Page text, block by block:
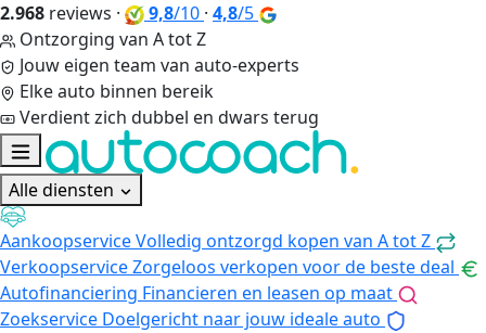
2.968 reviews · 9,8/10 · 4,8/5
Ontzorging van A tot Z
Jouw eigen team van auto-experts
Elke auto binnen bereik
Verdient zich dubbel en dwars terug
Alle diensten
AankoopserviceVolledig ontzorgd kopen van A tot Z
VerkoopserviceZorgeloos verkopen voor de beste deal
Autofinanciering Financieren en leasen op maat
Zoekservice Doelgericht naar jouw ideale auto